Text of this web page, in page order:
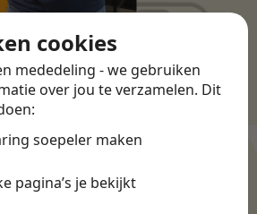
cookies
mededeling - we gebruiken
over jou te verzamelen. Dit
soepeler maken
pagina’s je bekijkt